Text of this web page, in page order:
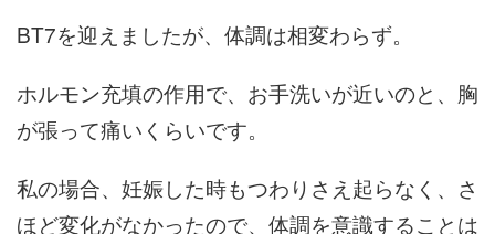
BT7を迎えましたが、体調は相変わらず。
ホルモン充填の作用で、お手洗いが近いのと、胸
が張って痛いくらいです。
私の場合、妊娠した時もつわりさえ起らなく、さ
ほど変化がなかったので、体調を意識することは